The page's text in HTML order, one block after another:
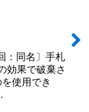
：同名〕手札
効果で破棄さ
使用でき